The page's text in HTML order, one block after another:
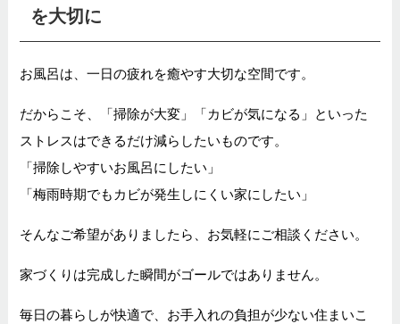
を大切に
お風呂は、一日の疲れを癒やす大切な空間です。
だからこそ、「掃除が大変」「カビが気になる」といった
ストレスはできるだけ減らしたいものです。
「掃除しやすいお風呂にしたい」
「梅雨時期でもカビが発生しにくい家にしたい」
そんなご希望がありましたら、お気軽にご相談ください。
家づくりは完成した瞬間がゴールではありません。
毎日の暮らしが快適で、お手入れの負担が少ない住まいこ